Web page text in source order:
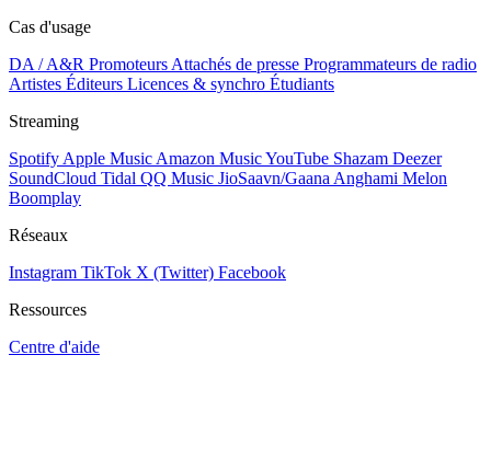
Cas d'usage
DA / A&R Promoteurs Attachés de presse Programmateurs de radio
Artistes Éditeurs Licences & synchro Étudiants
Streaming
Spotify Apple Music Amazon MusicYouTube Shazam Deezer
SoundCloud Tidal QQ Music JioSaavn/Gaana Anghami Melon
Boomplay
Réseaux
Instagram TikTok X (Twitter) Facebook
Ressources
Centre d'aide